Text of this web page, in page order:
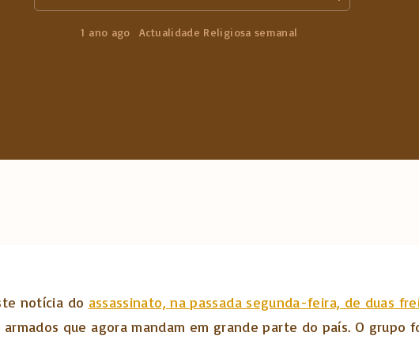
e
1 ano ago Actualidade Religiosa semanal
notícia do assassinato, na passada segunda-feira, de duas
que agora mandam em grande parte do país. O grupo